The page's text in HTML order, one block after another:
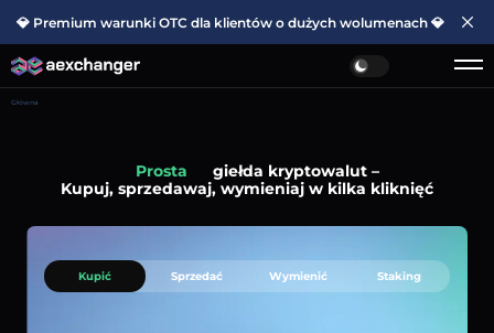
💎 Premium warunki OTC dla klientów o dużych wolumenach 💎
Główna
Prosta
giełda kryptowalut –
Kupuj, sprzedawaj, wymieniaj w kilka kliknięć
Kupić Sprzedać Wymienić Staking